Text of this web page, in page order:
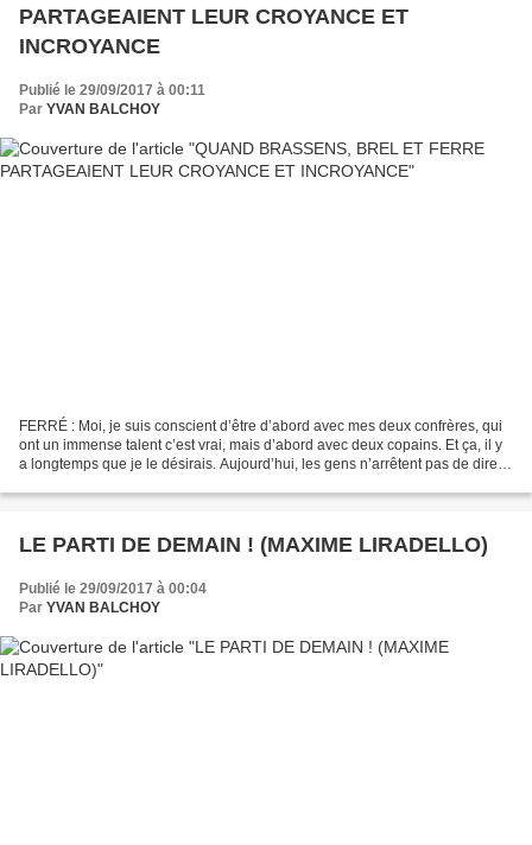
PARTAGEAIENT LEUR CROYANCE ET
INCROYANCE
Publié le 29/09/2017 à 00:11
Par YVAN BALCHOY
FERRÉ : Moi, je suis conscient d’être d’abord avec mes deux confrères, qui
ont un immense talent c’est vrai, mais d’abord avec deux copains. Et ça, il y
a longtemps que je le désirais. Aujourd’hui, les gens n’arrêtent pas de dire : "
LE PARTI DE DEMAIN ! (MAXIME LIRADELLO)
Publié le 29/09/2017 à 00:04
Par YVAN BALCHOY